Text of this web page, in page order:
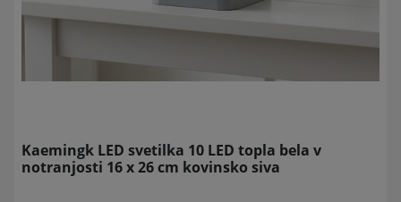
Kaemingk LED svetilka 10 LED topla bela v
notranjosti 16 x 26 cm kovinsko siva